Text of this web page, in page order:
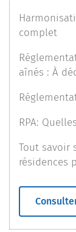
complet
aînés : À
RPA:
Tout savoir
résidences